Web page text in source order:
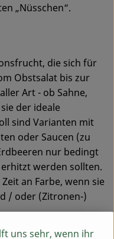
„Nüsschen“.
die sich für
Obstsalat bis zur
Art - ob Sahne,
der ideale
sind Varianten mit
oder Saucen (zu
nur bedingt
werden sollten.
an Farbe, wenn sie
/ oder (Zitronen-)
uns sehr, wenn ihr